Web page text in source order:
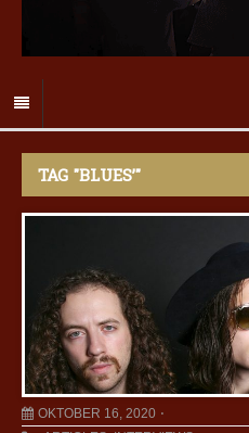
TAG "BLUES’"
OKTOBER 16, 2020